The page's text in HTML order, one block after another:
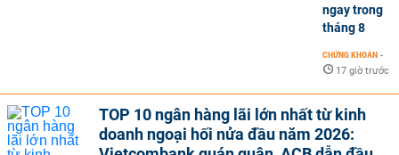
ngay trong
tháng 8
CHỨNG KHOÁN -
17 giờ trước
TOP 10 ngân hàng lãi lớn nhất từ kinh
doanh ngoại hối nửa đầu năm 2026: